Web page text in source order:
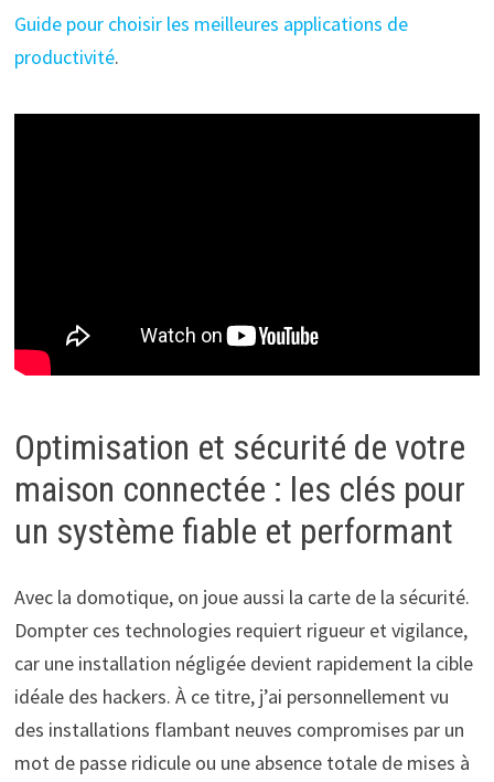
Guide pour choisir les meilleures applications de
productivité.
Optimisation et sécurité de votre
maison connectée : les clés pour
un système fiable et performant
Avec la domotique, on joue aussi la carte de la sécurité.
Dompter ces technologies requiert rigueur et vigilance,
car une installation négligée devient rapidement la cible
idéale des hackers. À ce titre, j’ai personnellement vu
des installations flambant neuves compromises par un
mot de passe ridicule ou une absence totale de mises à